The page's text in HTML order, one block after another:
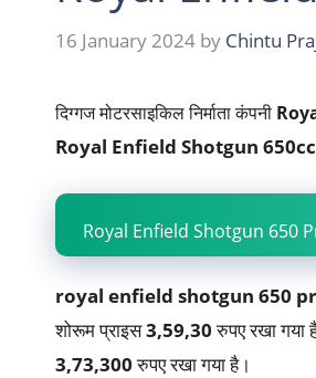
16 January 2024 by Chintu
दिग्गज मोटरसाइकिल निर्माता कंपनी
Royal Enfield Shotgun 650cc
Royal Enfield Shotgun 650
royal enfield shotgun 650
शोरूम प्राइस3,59,30रुपए रखा गया
3,73,300रुपए रखा गया है।